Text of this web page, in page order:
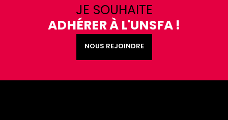
JE SOUHAITE
ADHÉRER À L'UNSFA !
NOUS REJOINDRE